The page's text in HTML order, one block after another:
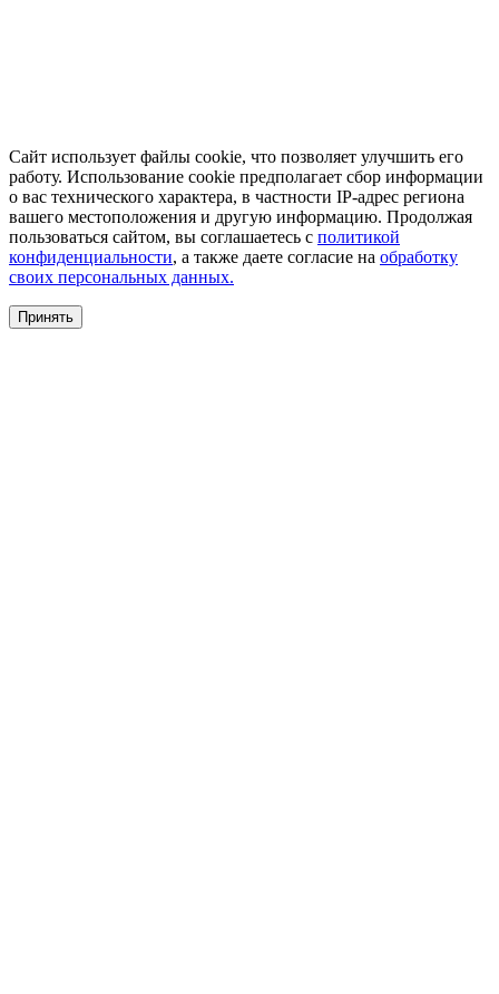
Сайт использует файлы cookie, что позволяет улучшить его
работу. Использование cookie предполагает сбор информации
о вас технического характера, в частности IP-адрес региона
вашего местоположения и другую информацию. Продолжая
пользоваться сайтом, вы соглашаетесь с политикой
конфиденциальности, а также даете согласие на обработку
своих персональных данных.
Принять